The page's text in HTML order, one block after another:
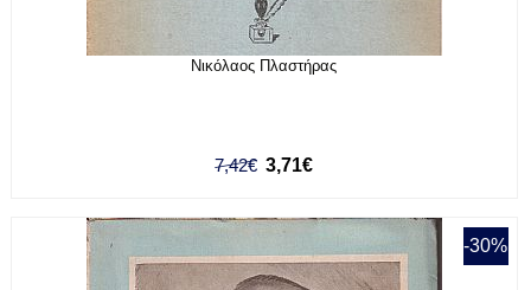
Νικόλαος Πλαστήρας
7,42€ 3,71€
-30%